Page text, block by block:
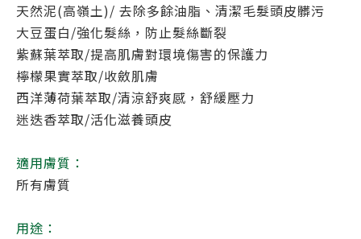
天然泥(高嶺土)/ 去除多餘油脂、清潔毛髮頭皮髒污
大豆蛋白/強化髮絲，防止髮絲斷裂
紫蘇葉萃取/提高肌膚對環境傷害的保護力
檸檬果實萃取/收斂肌膚
西洋薄荷葉萃取/清涼舒爽感，舒緩壓力
迷迭香萃取/活化滋養頭皮
適用膚質：
所有膚質
用途：